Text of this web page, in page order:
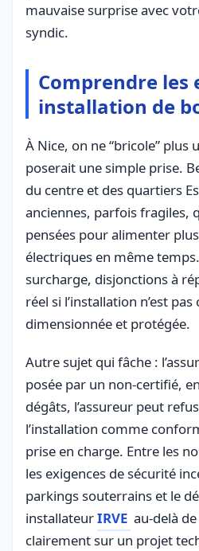
mauvaise surprise avec
syndic.
Comprendre les
installation de
À Nice, on ne “bricole” plus
poserait une simple prise.
du centre et des quartiers
anciennes, parfois fragiles,
pensées pour alimenter
électriques en même
surcharge, disjonctions à
réel si l’installation n’est
dimensionnée et protégée.
Autre sujet qui fâche :
posée par un non-certifié,
dégâts, l’assureur peut
l’installation comme
prise en charge. Entre les
les exigences de sécurité
parkings souterrains et le
installateurIRVE au-delà
clairement sur un projet